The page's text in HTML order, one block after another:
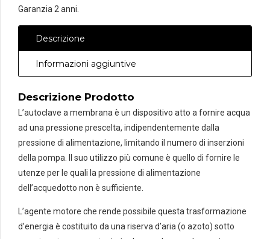
Garanzia 2 anni.
Descrizione
Informazioni aggiuntive
Descrizione Prodotto
L’autoclave a membrana è un dispositivo atto a fornire acqua
ad una pressione prescelta, indipendentemente dalla
pressione di alimentazione, limitando il numero di inserzioni
della pompa. Il suo utilizzo più comune è quello di fornire le
utenze per le quali la pressione di alimentazione
dell’acquedotto non è sufficiente.
L’agente motore che rende possibile questa trasformazione
d’energia è costituito da una riserva d’aria (o azoto) sotto